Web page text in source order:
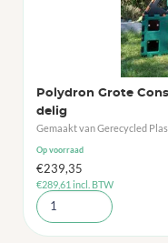
Polydron Grote
delig
Gemaakt van Gerecycled
Op voorraad
€239,35
€289,61 incl. BTW